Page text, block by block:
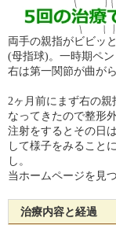
両手の親指がビビッ
(母指球)。一時期ペン
右は第一関節が曲が
2ヶ月前にまず右の親
なってきたので整形
注射をするとその日
して様子をみること
し。
当ホームページを見
治療内容と経過